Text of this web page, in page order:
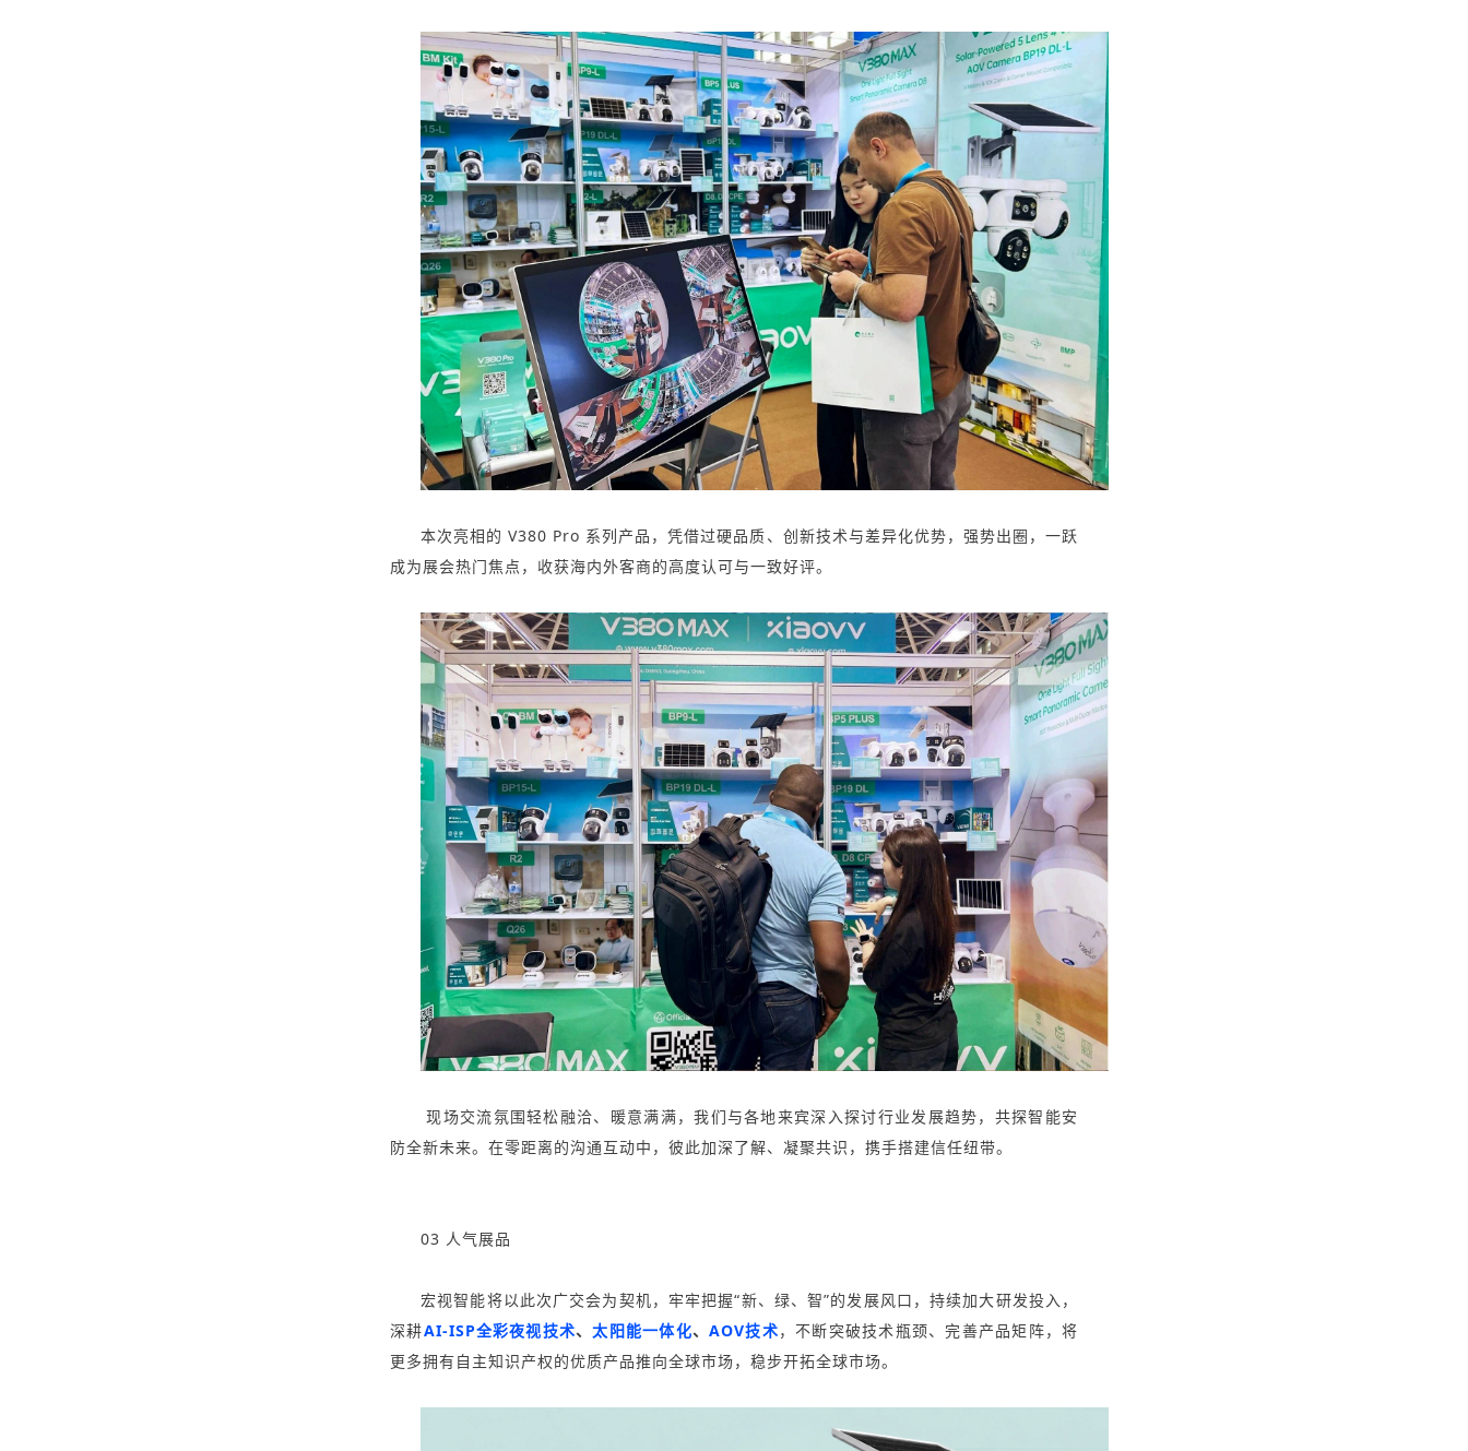
本次亮相的 V380 Pro 系列产品，凭借过硬品质、创新技术与差异化优势，强势出圈，一跃
成为展会热门焦点，收获海内外客商的高度认可与一致好评。
现场交流氛围轻松融洽、暖意满满，我们与各地来宾深入探讨行业发展趋势，共探智能安
防全新未来。在零距离的沟通互动中，彼此加深了解、凝聚共识，携手搭建信任纽带。
03 人气展品
宏视智能将以此次广交会为契机，牢牢把握“新、绿、智”的发展风口，持续加大研发投入，
深耕AI-ISP全彩夜视技术、太阳能一体化、AOV技术，不断突破技术瓶颈、完善产品矩阵，将
更多拥有自主知识产权的优质产品推向全球市场，稳步开拓全球市场。